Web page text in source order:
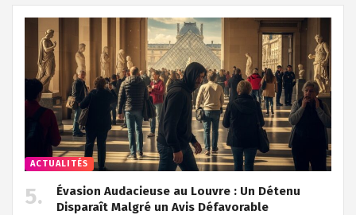
ACTUALITÉS
Évasion Audacieuse au Louvre : Un Détenu
Disparaît Malgré un Avis Défavorable